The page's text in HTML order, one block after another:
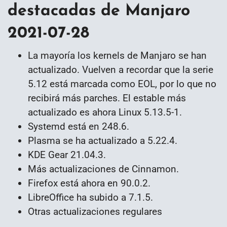
destacadas de Manjaro
2021-07-28
La mayoría los kernels de Manjaro se han
actualizado. Vuelven a recordar que la serie
5.12 está marcada como EOL, por lo que no
recibirá más parches. El estable más
actualizado es ahora Linux 5.13.5-1.
Systemd está en 248.6.
Plasma se ha actualizado a 5.22.4.
KDE Gear 21.04.3.
Más actualizaciones de Cinnamon.
Firefox está ahora en 90.0.2.
LibreOffice ha subido a 7.1.5.
Otras actualizaciones regulares